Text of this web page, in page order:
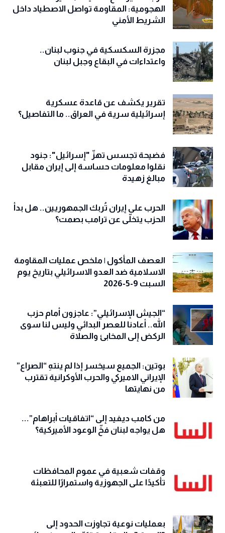
الهجومية: المقاومة تواصل الاصطياد داخل
الشريط الأمني
مجزرة السكسكية في جنوب لبنان..
واعتداءات في البقاع وجبل لبنان
تقرير يكشف عن قاعدة عسكرية
إسرائيلية سرية في العراق.. ما التفاصيل؟
فضيحة تجسس تهزّ "إسرائيل": جنود
نقلوا معلومات حساسة إلى إيران مقابل
مبالغ زهيدة
الحرب على إيران تُربك الجمهوريين.. هل بدأ
الحزب يتخلّى عن ترامب بصمت؟
العصف المأكول | ملخص عمليات المقاومة
الاسلامية ضد العدو الاسرائيلي بتاريخ يوم
السبت 9-5-2026
“الجيش الإسرائيلي”: عاجزون أمام حزب
الله.. أعادنا للعصر البدائي وليس لنا سوى
الركض إلى المخابئ والصلاة
بوتين: الجميع سيخسر إذا لم ينتهِ “الصراع”
الإيراني الاميركي والحرب الأوكرانية تقترب
من نهايتها
من كامب ديفيد إلى “اتفاقيات أبراهام”...
هل يواجه لبنان فخّ الوعود الأميركية؟
وقفات شعبية في عموم المحافظات
تأكيدًا على الجهوزية واستمرارًا للتعبئة
بعمليات نوعية تجاوزت الحدود إلى